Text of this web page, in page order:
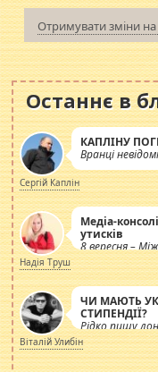
Отримувати зміни
Останнє в
КАПЛІНУ
Вранці
Сергій Каплін
Медіа-
утисків
8 вересня –
журналістів.
Надія Труш
ЧИ МАЮТЬ
СТИПЕНДІЇ?
Рідко пишу
просто
навколо
роздувається
Віталій Улибін